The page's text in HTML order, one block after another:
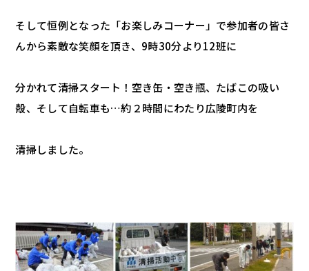
そして恒例となった「お楽しみコーナー」で参加者の皆さ
んから素敵な笑顔を頂き、9時30分より12班に
分かれて清掃スタート！空き缶・空き瓶、たばこの吸い
殻、そして自転車も…約２時間にわたり広陵町内を
清掃しました。